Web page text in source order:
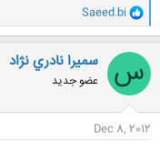
و
ا
ک
ن
ش
ه
ا
Saeed.bi
س سميرا نادري نژاد
عضو جدید
Dec 8, 2012